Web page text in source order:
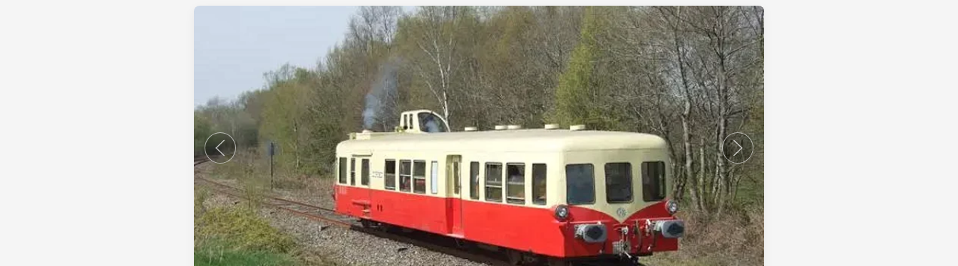
Politique de confidentialité.